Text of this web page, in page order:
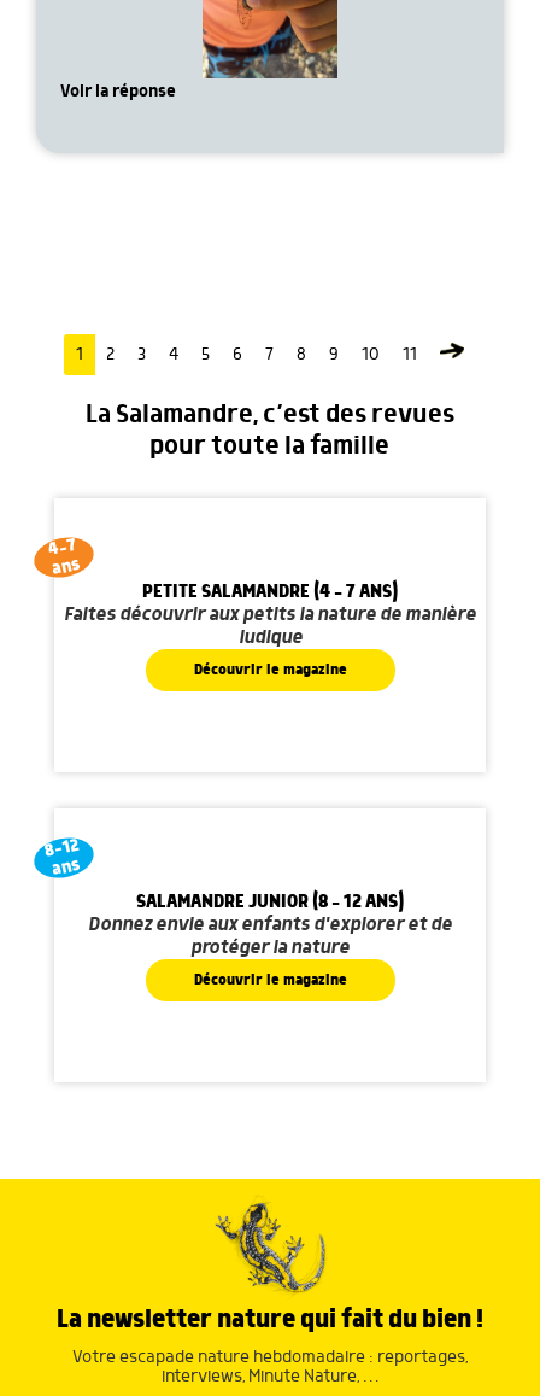
Voir la réponse
1 2 3 4 5 6 7 8 9 10 11
La Salamandre, c’est des revues
pour toute la famille
4-7
ans
PETITE SALAMANDRE (4 - 7 ANS)
Faites découvrir aux petits la nature de manière
ludique
Découvrir le magazine
8-12
ans
SALAMANDRE JUNIOR (8 - 12 ANS)
Donnez envie aux enfants d'explorer et de
protéger la nature
Découvrir le magazine
La newsletter nature qui fait du bien !
Votre escapade nature hebdomadaire : reportages,
interviews, Minute Nature, …